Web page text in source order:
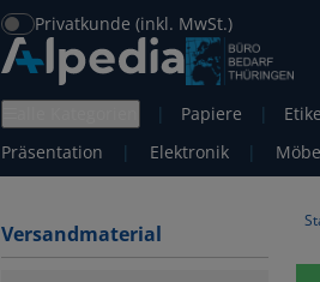
Privatkunde (inkl. MwSt.)
| Papiere |
Präsentation
| Elektronik |
Versandmaterial